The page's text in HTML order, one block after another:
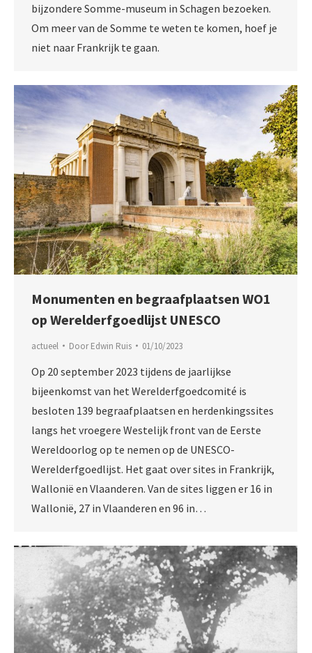
bijzondere Somme-museum in Schagen bezoeken.
Om meer van de Somme te weten te komen, hoef je
niet naar Frankrijk te gaan.
Monumenten en begraafplaatsen WO1
op Werelderfgoedlijst UNESCO
actueel DoorEdwin Ruis 01/10/2023
Op 20 september 2023 tijdens de jaarlijkse
bijeenkomst van het Werelderfgoedcomité is
besloten 139 begraafplaatsen en herdenkingssites
langs het vroegere Westelijk front van de Eerste
Wereldoorlog op te nemen op de UNESCO-
Werelderfgoedlijst. Het gaat over sites in Frankrijk,
Wallonië en Vlaanderen. Van de sites liggen er 16 in
Wallonië, 27 in Vlaanderen en 96 in…